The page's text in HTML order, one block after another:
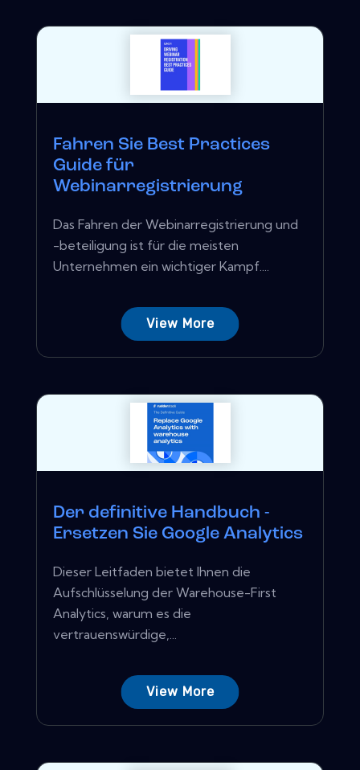
Fahren Sie Best Practices
Guide für
Webinarregistrierung
Das Fahren der Webinarregistrierung und
-beteiligung ist für die meisten
Unternehmen ein wichtiger Kampf....
View More
Der definitive Handbuch -
Ersetzen Sie Google Analytics
Dieser Leitfaden bietet Ihnen die
Aufschlüsselung der Warehouse-First
Analytics, warum es die
vertrauenswürdige,...
View More